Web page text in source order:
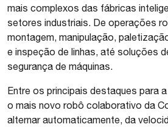
mais complexos das fábricas
setores industriais. De operações
montagem, manipulação,
e inspeção de linhas, até soluções
segurança de máquinas.
Entre os principais destaques para
o mais novo robô colaborativo da
alternar automaticamente, da